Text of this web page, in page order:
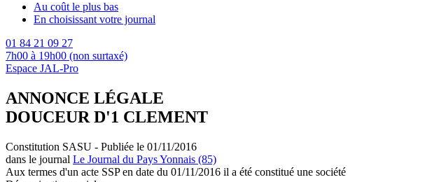
Au coût le plus bas
En choisissant votre journal
01 84 21 09 27
7h00 à 19h00 (non surtaxé)
Espace JAL-Pro
ANNONCE LÉGALE
DOUCEUR D'1 CLEMENT
Constitution SASU - Publiée le 01/11/2016
dans le journal Le Journal du Pays Yonnais (85)
Aux termes d'un acte SSP en date du 01/11/2016 il a été constitué une société